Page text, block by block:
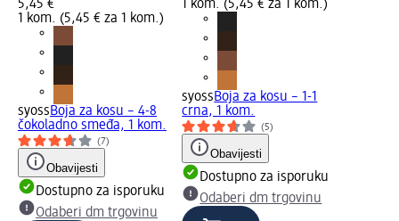
5,45 €
1 kom. (5,45 € za 1 kom.)
syossBoja za kosu – 4-8
čokoladno smeđa, 1 kom.
(7)
Obavijesti
Dostupno za isporuku
Odaberi dm trgovinu
1 kom. (5,45 € za 1 kom.)
syossBoja za kosu – 1-1
crna, 1 kom.
(5)
Obavijesti
Dostupno za isporuku
Odaberi dm trgovinu